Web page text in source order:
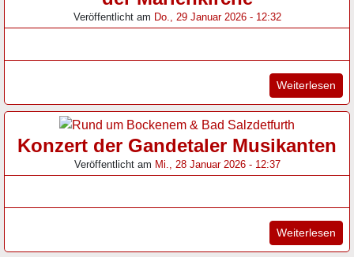
Veröffentlicht am Do., 29 Januar 2026 - 12:32
Weiterlesen
Konzert der Gandetaler Musikanten
Veröffentlicht am Mi., 28 Januar 2026 - 12:37
Weiterlesen